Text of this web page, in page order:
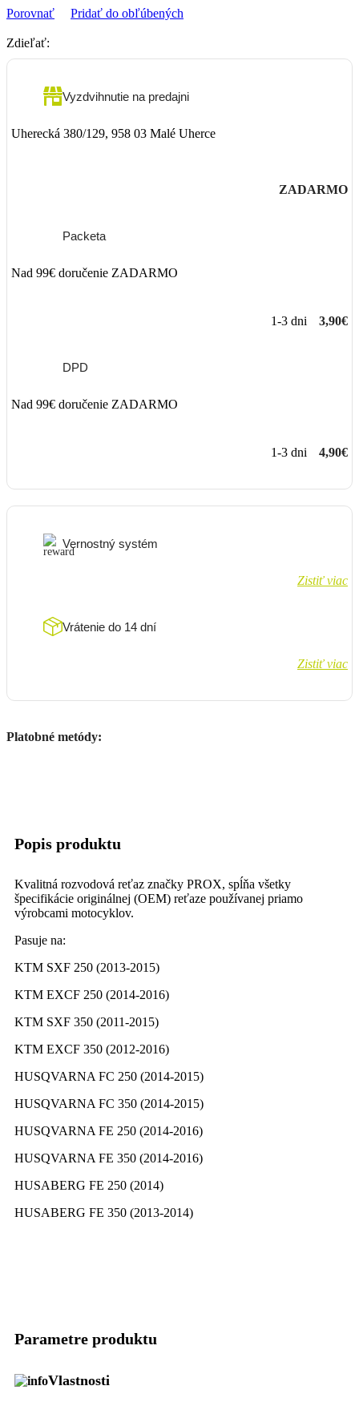
Porovnať Pridať do obľúbených
Zdieľať:
Vyzdvihnutie na predajni
Uherecká 380/129, 958 03 Malé Uherce
ZADARMO
Packeta
Nad 99€ doručenie ZADARMO
1-3 dni 3,90€
DPD
Nad 99€ doručenie ZADARMO
1-3 dni 4,90€
Vernostný systém
Zistiť viac
Vrátenie do 14 dní
Zistiť viac
Platobné metódy:
Popis produktu
Kvalitná rozvodová reťaz značky PROX, spĺňa všetky
špecifikácie originálnej (OEM) reťaze používanej priamo
výrobcami motocyklov.
Pasuje na:
KTM SXF 250 (2013-2015)
KTM EXCF 250 (2014-2016)
KTM SXF 350 (2011-2015)
KTM EXCF 350 (2012-2016)
HUSQVARNA FC 250 (2014-2015)
HUSQVARNA FC 350 (2014-2015)
HUSQVARNA FE 250 (2014-2016)
HUSQVARNA FE 350 (2014-2016)
HUSABERG FE 250 (2014)
HUSABERG FE 350 (2013-2014)
Parametre produktu
Vlastnosti